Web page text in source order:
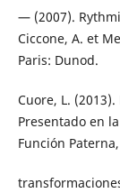
— (2007).
Ciccone, A. et
Paris: Dunod.
Cuore, L.
Presentado en
Función